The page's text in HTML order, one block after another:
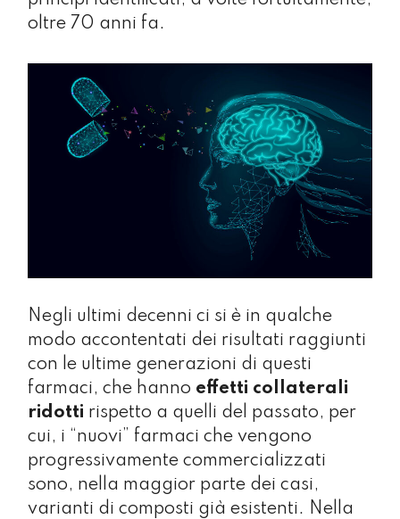
oltre 70 anni fa.
Negli ultimi decenni ci si è in qualche
modo accontentati dei risultati raggiunti
con le ultime generazioni di questi
farmaci, che hanno effetti collaterali
ridotti rispetto a quelli del passato, per
cui, i “nuovi” farmaci che vengono
progressivamente commercializzati
sono, nella maggior parte dei casi,
varianti di composti già esistenti. Nella